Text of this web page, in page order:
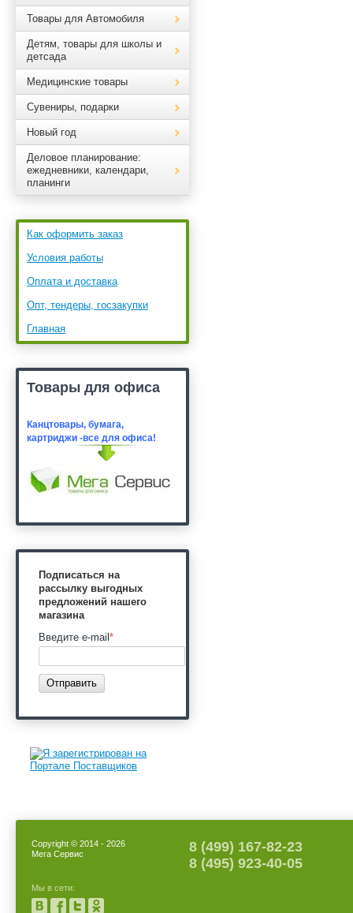
Товары для Автомобиля
Детям, товары для школы и
детсада
Медицинские товары
Сувениры, подарки
Новый год
Деловое планирование:
ежедневники, календари,
планинги
Как оформить заказ
Условия работы
Оплата и доставка
Опт, тендеры, госзакупки
Главная
Товары для офиса
Канцтовары, бумага,
картриджи -все для офиса!
Подписаться на
рассылку выгодных
предложений нашего
магазина
Введите e-mail *
Отправить
Copyright © 2014 - 2026
Мега Сервис
Мы в сети:
8 (499) 167-82-23
8 (495) 923-40-05